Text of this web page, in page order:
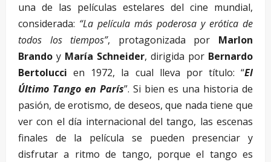
una de las películas estelares del cine mundial,
considerada: “La película más poderosa y erótica de
todos los tiempos”, protagonizada por Marlon
Brando y María Schneider, dirigida por Bernardo
Bertolucci en 1972, la cual lleva por título: “El
Último Tango en París”. Si bien es una historia de
pasión, de erotismo, de deseos, que nada tiene que
ver con el día internacional del tango, las escenas
finales de la película se pueden presenciar y
disfrutar a ritmo de tango, porque el tango es